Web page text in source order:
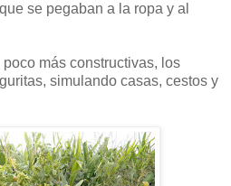
se pegaban a la ropa y al
más constructivas, los
simulando casas, cestos y